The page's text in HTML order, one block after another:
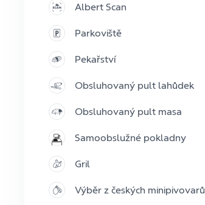
Albert Scan
Parkoviště
Pekařství
Obsluhovaný pult lahůdek
Obsluhovaný pult masa
Samoobslužné pokladny
Gril
Výběr z českých minipivovarů